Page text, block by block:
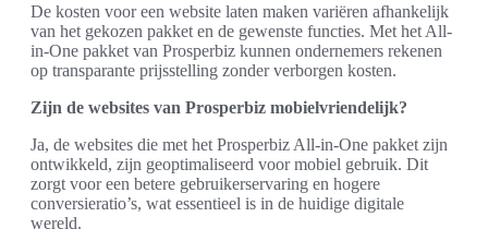
De kosten voor een website laten maken variëren afhankelijk
van het gekozen pakket en de gewenste functies. Met het All-
in-One pakket van Prosperbiz kunnen ondernemers rekenen
op transparante prijsstelling zonder verborgen kosten.
Zijn de websites van Prosperbiz mobielvriendelijk?
Ja, de websites die met het Prosperbiz All-in-One pakket zijn
ontwikkeld, zijn geoptimaliseerd voor mobiel gebruik. Dit
zorgt voor een betere gebruikerservaring en hogere
conversieratio’s, wat essentieel is in de huidige digitale
wereld.